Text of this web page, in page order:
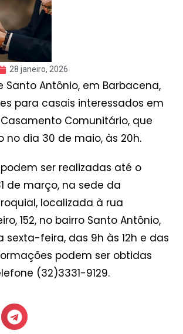
28 janeiro, 2026
Santo Antônio, em Barbacena,
para casais interessados em
Comunitário, que
no dia 30 de maio, às 20h.
ser realizadas até o
de março, na sede da
localizada à rua
152, no bairro Santo Antônio,
sexta-feira, das 9h às 12h e das
podem ser obtidas
(32)3331-9129.